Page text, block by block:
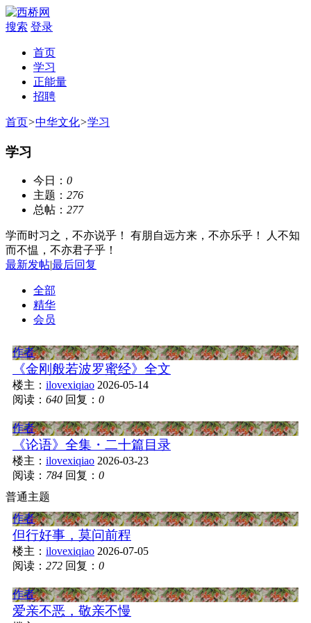
搜索 登录
首页
学习
正能量
招聘
首页>中华文化>学习
学习
今日： 0
主题： 276
总帖： 277
学而时习之，不亦说乎！ 有朋自远方来，不亦乐乎！ 人不知
而不愠，不亦君子乎！
最新发帖|最后回复
全部
精华
会员
作者
《金刚般若波罗蜜经》全文
楼主： ilovexiqiao 2026-05-14
阅读： 640 回复： 0
作者
《论语》全集・二十篇目录
楼主： ilovexiqiao 2026-03-23
阅读： 784 回复： 0
普通主题
作者
但行好事，莫问前程
楼主： ilovexiqiao 2026-07-05
阅读： 272 回复： 0
作者
爱亲不恶，敬亲不慢